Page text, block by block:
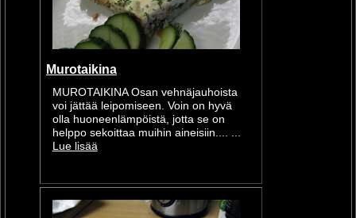
Murotaikina
MUROTAIKINA Osan vehnäjauhoista
voi jättää leipomiseen. Voin on hyvä
olla huoneenlämpöistä, jotta se on
helppo sekoittaa muihin aineisiin.... ...
Lue lisää